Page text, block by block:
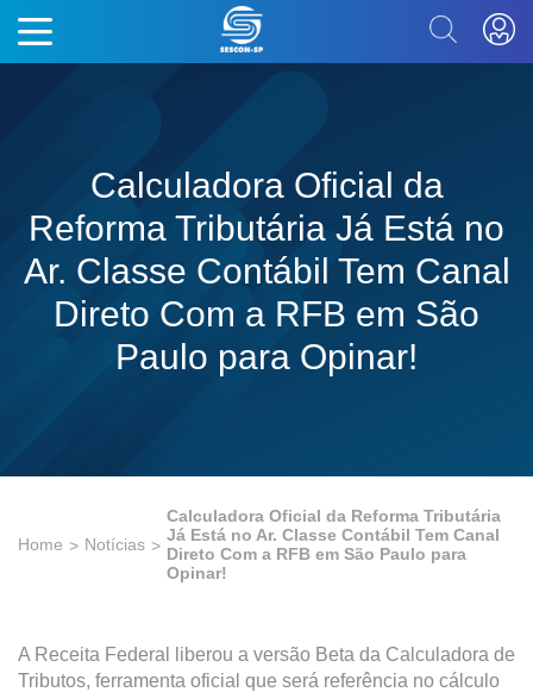
Calculadora Oficial da
Reforma Tributária Já Está no
Ar. Classe Contábil Tem Canal
Direto Com a RFB em São
Paulo para Opinar!
Home Notícias
Calculadora Oficial da Reforma Tributária
Já Está no Ar. Classe Contábil Tem Canal
Direto Com a RFB em São Paulo para
Opinar!
A Receita Federal liberou a versão Beta da Calculadora de
Tributos, ferramenta oficial que será referência no cálculo